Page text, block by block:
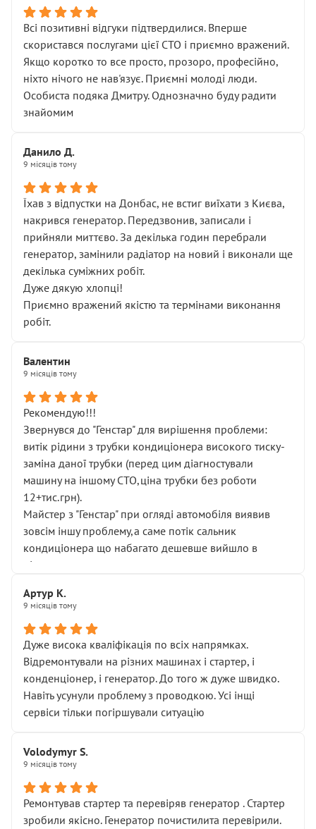
Всі позитивні відгуки підтвердилися. Вперше
скористався послугами цієї СТО і приємно вражений.
Якщо коротко то все просто, прозоро, професійно,
ніхто нічого не нав'язує. Приємні молоді люди.
Особиста подяка Дмитру. Однозначно буду радити
знайомим
Данило Д.
9 місяців тому
Їхав з відпустки на Донбас, не встиг виїхати з Києва,
накрився генератор. Передзвонив, записали і
прийняли миттєво. За декілька годин перебрали
генератор, замінили радіатор на новий і виконали ще
декілька суміжних робіт.
Дуже дякую хлопці!
Приємно вражений якістю та термінами виконання
робіт.
Валентин
9 місяців тому
Рекомендую!!!
Звернувся до "Генстар" для вирішення проблеми:
витік рідини з трубки кондиціонера високого тиску-
заміна даної трубки (перед цим діагностували
машину на іншому СТО,ціна трубки без роботи
12+тис.грн).
Майстер з "Генстар" при огляді автомобіля виявив
зовсім іншу проблему,а саме потік сальник
кондиціонера що набагато дешевше вийшло в
підсумку.
Артур К.
9 місяців тому
Дуже висока кваліфікація по всіх напрямках.
Відремонтували на різних машинах і стартер, і
конденціонер, і генератор. До того ж дуже швидко.
Навіть усунули проблему з проводкою. Усі інщі
сервіси тільки погіршували ситуацію
Volodymyr S.
9 місяців тому
Ремонтував стартер та перевіряв генератор . Стартер
зробили якісно. Генератор почистилита перевірили.